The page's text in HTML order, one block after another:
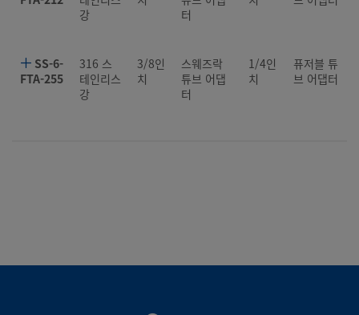
강
터
SS-6-
FTA-255
316 스
테인리스
강
3/8인
치
스웨즈락
튜브 어댑
터
1/4인
치
퓨저블 튜
브 어댑터